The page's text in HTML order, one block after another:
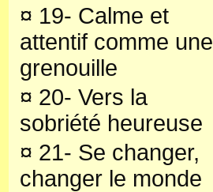
¤ 19- Calme et
attentif comme une
grenouille
¤ 20- Vers la
sobriété heureuse
¤ 21- Se changer,
changer le monde